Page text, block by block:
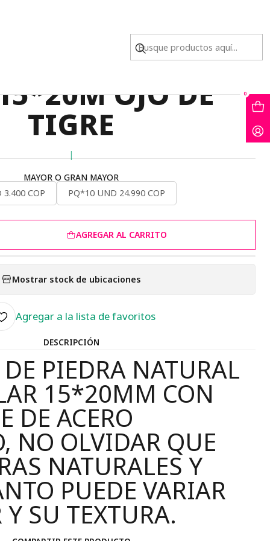
0
NATURAL PUNTA
OJO DE
TIGRE
|
MAYOR O GRAN MAYOR
COP
PQ*10 UND 24.990 COP
AGREGAR AL CARRITO
Mostrar stock de ubicaciones
Agregar a la lista de favoritos
DESCRIPCIÓN
PIEDRA NATURAL
15*20MM CON
DE ACERO
NO OLVIDAR QUE
NATURALES Y
PUEDE VARIAR
SU TEXTURA.